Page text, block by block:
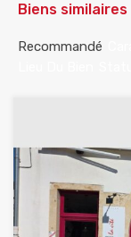
Biens similaires
Recommandé